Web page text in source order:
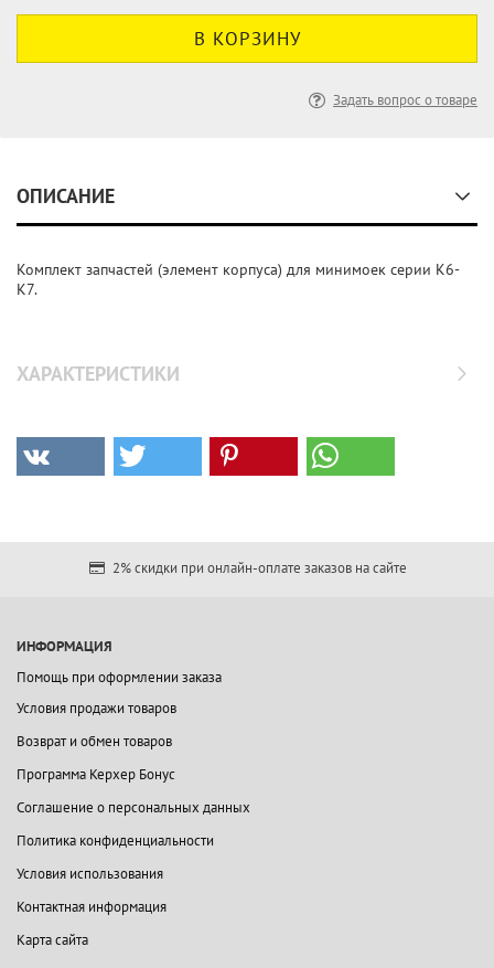
Задать вопрос о товаре
ОПИСАНИЕ
Комплект запчастей (элемент корпуса) для минимоек серии K6-
K7.
ХАРАКТЕРИСТИКИ
2% скидки при онлайн-оплате заказов на сайте
ИНФОРМАЦИЯ
Помощь при оформлении заказа
Условия продажи товаров
Возврат и обмен товаров
Программа Керхер Бонус
Соглашение о персональных данных
Политика конфиденциальности
Условия использования
Контактная информация
Карта сайта